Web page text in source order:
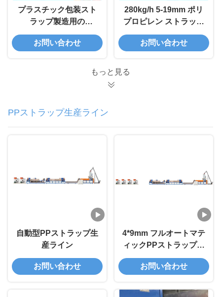
プラスチック包装スト
ラップ製造用の
350kg/h カスタム PP
ストラップ製造機
お問い合わせ
280kg/h 5-19mm ポリ
プロピレン ストラップ
生産ライン用の 6 アウ
ト PP ストラップ製造
お問い合わせ
もっと見る
PPストラップ生産ライン
自動型PPストラップ生
産ライン
お問い合わせ
4*9mm フルオートマテ
ィックPPストラップ生
産ライン 200~250Kg/h
お問い合わせ